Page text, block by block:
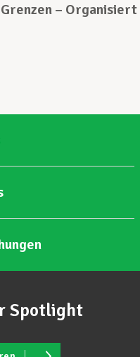
– Organisiert
Spotlight